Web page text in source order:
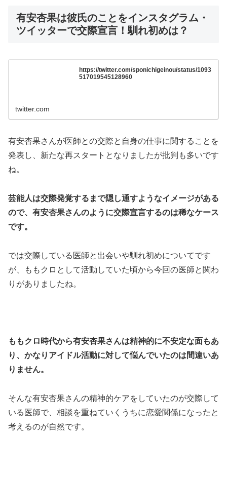
有安杏果は彼氏のことをインスタグラム・
ツイッターで交際宣言！馴れ初めは？
https://twitter.com/sponichigeinou/status/1093
517019545128960
twitter.com
有安杏果さんが医師との交際と自身の仕事に関することを
発表し、新たな再スタートとなりましたが批判も多いです
ね。
芸能人は交際発覚するまで隠し通すようなイメージがある
ので、有安杏果さんのように交際宣言するのは稀なケース
です。
では交際している医師と出会いや馴れ初めについてです
が、ももクロとして活動していた頃から今回の医師と関わ
りがありましたね。
ももクロ時代から有安杏果さんは精神的に不安定な面もあ
り、かなりアイドル活動に対して悩んでいたのは間違いあ
りません。
そんな有安杏果さんの精神的ケアをしていたのが交際して
いる医師で、相談を重ねていくうちに恋愛関係になったと
考えるのが自然です。